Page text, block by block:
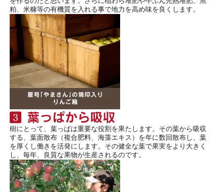
粕、米糠等の有機質を入れる事で地力を高め味を良くします。
樹にとって、葉っぱは重要な役割を果たします。その葉から吸収
する、葉面散布（複合肥料、海藻エキス）を年に数回散布し、葉
を厚くし働きを活発にします。その健全な葉で果実をより大きく
し、毎年、良質な果物が生産されるのです。